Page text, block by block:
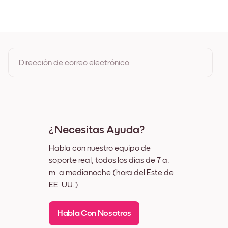
Dirección de correo electrónico
¿Necesitas Ayuda?
Habla con nuestro equipo de
soporte real, todos los días de 7 a.
m. a medianoche (hora del Este de
EE. UU.)
Habla Con Nosotros